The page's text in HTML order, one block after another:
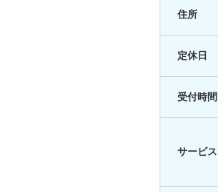
住所
定休日
受付時間
サービス